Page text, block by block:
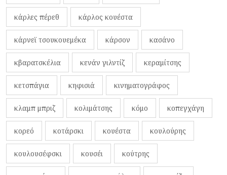
κάρλες πέρεθ κάρλος κουέστα
κάρνεϊ τσουκουεμέκα κάρσον κασάνο
κβαρατσκέλια κενάν γιλντίζ κεραμίτσης
κετσπάγια κηφισιά κινηματογράφος
κλαμπ μπριζ κολιμάτσης κόμο κοπεγχάγη
κορεό κοτάρσκι κουέστα κουλούρης
κουλουσέφσκι κουσέι κούτρης